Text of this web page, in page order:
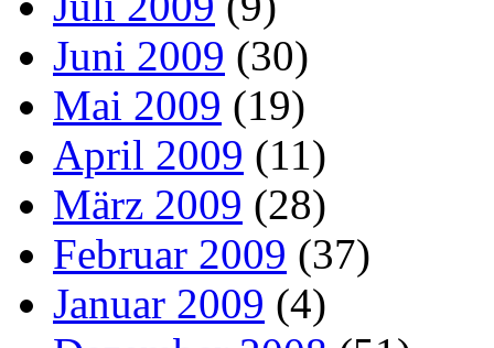
Juni 2009 (30)
Mai 2009 (19)
April 2009 (11)
März 2009 (28)
Februar 2009 (37)
Januar 2009 (4)